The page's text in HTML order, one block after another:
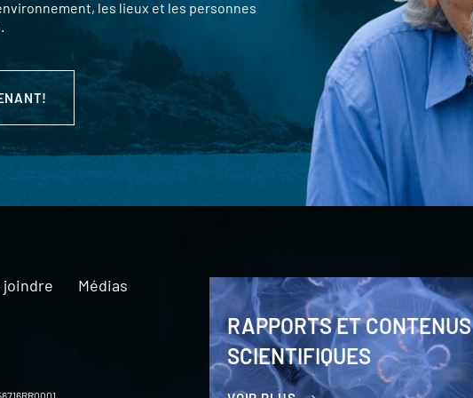
les lieux et les personnes
RAPPORTS ET CONTENUS
SCIENTIFIQUES
joindre
Médias